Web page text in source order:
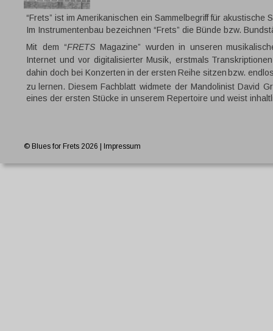
“Frets” ist im Amerikanischen ein Sammelbegriff für akustische
Im Instrumentenbau bezeichnen “Frets” die Bünde bzw.
Mit dem “FRETS Magazine” wurden in unseren
Internet und vor digitalisierter Musik, erstmals Transkriptionen
dahin doch bei Konzerten in der ersten Reihe sitzen bzw.
zu lernen. Diesem Fachblatt widmete der Mandolinist David
eines der ersten Stücke in unserem Repertoire und weist
© Blues for Frets 2026 | Impressum